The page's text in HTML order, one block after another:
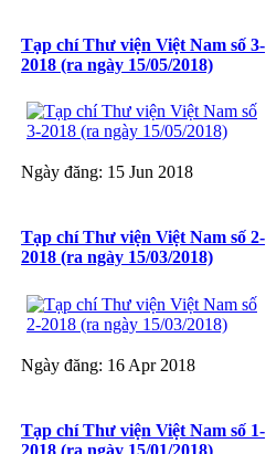
Tạp chí Thư viện Việt Nam số 3-
2018 (ra ngày 15/05/2018)
Ngày đăng: 15 Jun 2018
Tạp chí Thư viện Việt Nam số 2-
2018 (ra ngày 15/03/2018)
Ngày đăng: 16 Apr 2018
Tạp chí Thư viện Việt Nam số 1-
2018 (ra ngày 15/01/2018)